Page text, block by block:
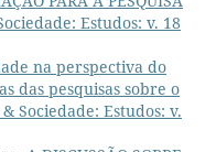
Estudos: v. 18
na perspectiva do
das pesquisas sobre o
Sociedade: Estudos: v.